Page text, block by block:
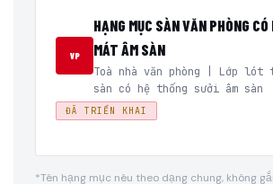
VP
HẠNG MỤC SÀN VĂN PHÒNG
MÁT ÂM SÀN
Toà nhà văn phòng | Lớp lót
sàn có hệ thống sưởi âm sàn
ĐÃ TRIỂN KHAI
*Tên hạng mục nêu theo dạng chung, không